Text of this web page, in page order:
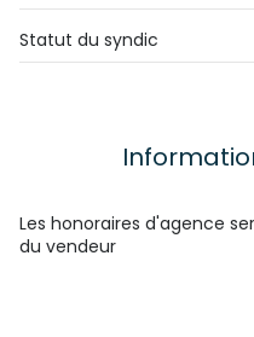
Statut du syndic
Les honoraires d'agence
du vendeur